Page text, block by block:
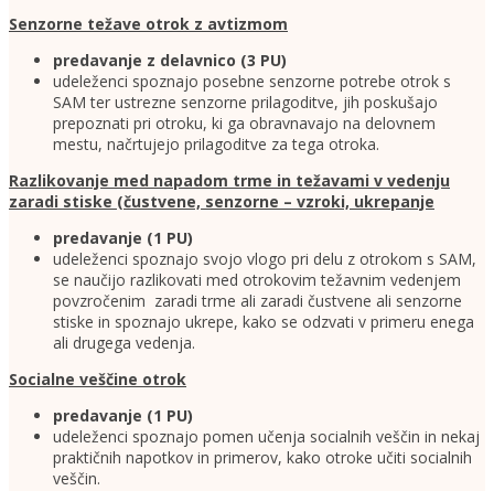
Senzorne težave otrok z avtizmom
predavanje z delavnico (3 PU)
udeleženci spoznajo posebne senzorne potrebe otrok s
SAM ter ustrezne senzorne prilagoditve, jih poskušajo
prepoznati pri otroku, ki ga obravnavajo na delovnem
mestu, načrtujejo prilagoditve za tega otroka.
Razlikovanje med napadom trme in težavami v vedenju
zaradi stiske (čustvene, senzorne – vzroki, ukrepanje
predavanje (1 PU)
udeleženci spoznajo svojo vlogo pri delu z otrokom s SAM,
se naučijo razlikovati med otrokovim težavnim vedenjem
povzročenim zaradi trme ali zaradi čustvene ali senzorne
stiske in spoznajo ukrepe, kako se odzvati v primeru enega
ali drugega vedenja.
Socialne veščine otrok
predavanje (1 PU)
udeleženci spoznajo pomen učenja socialnih veščin in nekaj
praktičnih napotkov in primerov, kako otroke učiti socialnih
veščin.